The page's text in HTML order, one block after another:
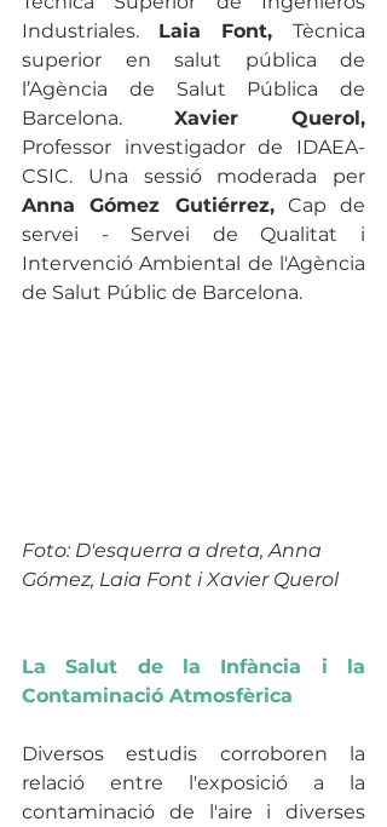
Industriales. Laia Font, Tècnica
superior en salut pública de
l’Agència de Salut Pública de
Barcelona.
Professor investigador de IDAEA-
Anna Gómez Gutiérrez, Cap de
servei - Servei de Qualitat i
Intervenció Ambiental de l'Agència
de Salut Públic de Barcelona.
Foto: D'esquerra a dreta, Anna
Gómez, Laia Font i Xavier Querol
La Salut de la Infància i la
Contaminació Atmosfèrica
Diversos estudis corroboren la
relació entre l'exposició a la
contaminació de l'aire i diverses